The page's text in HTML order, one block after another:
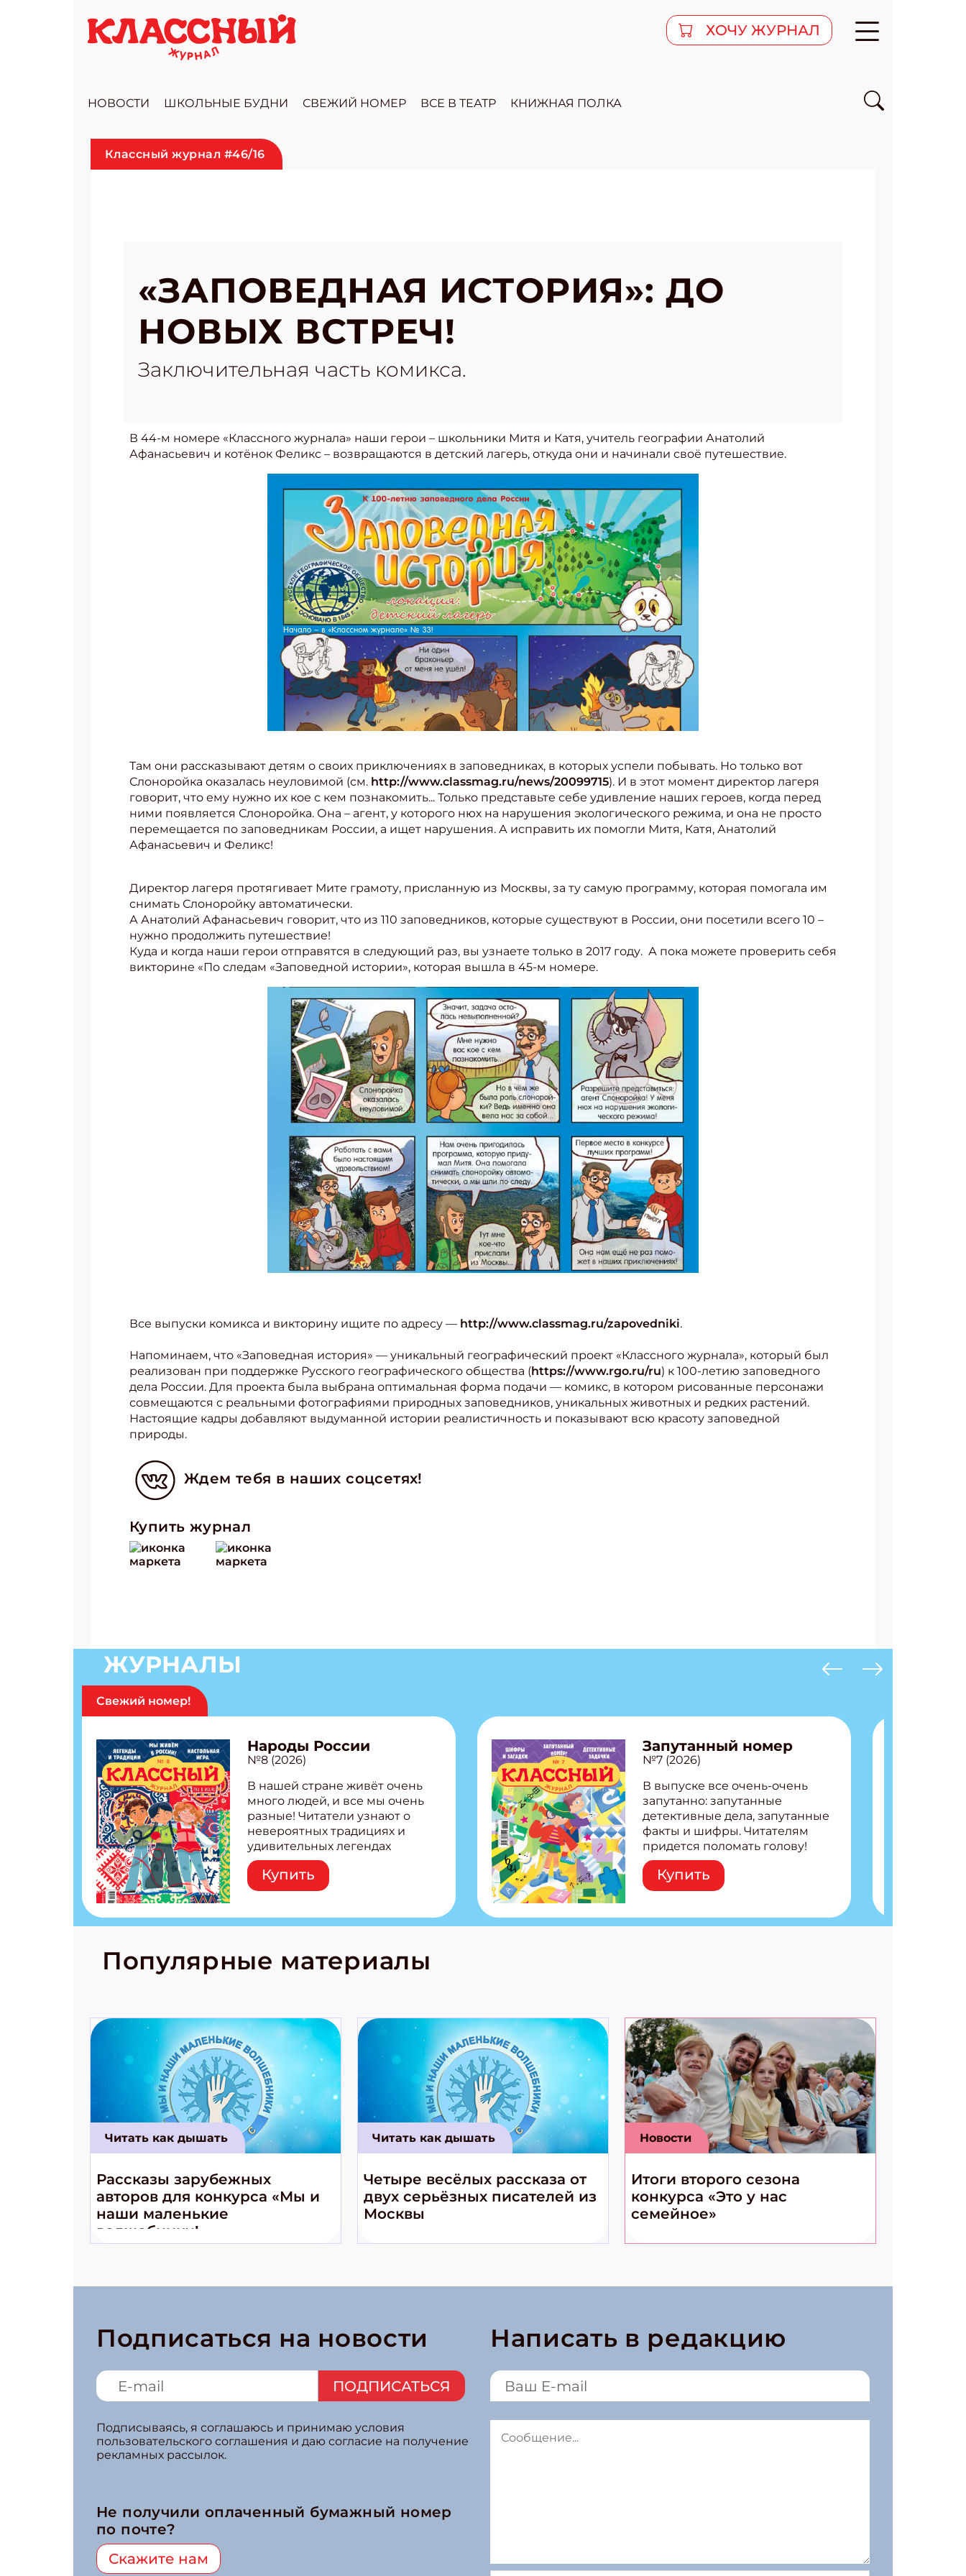
ХОЧУ ЖУРНАЛ
НОВОСТИ ШКОЛЬНЫЕ БУДНИ СВЕЖИЙ НОМЕР ВСЕ В ТЕАТР КНИЖНАЯ ПОЛКА
Классный журнал #46/16
«ЗАПОВЕДНАЯ ИСТОРИЯ»: ДО
НОВЫХ ВСТРЕЧ!
Заключительная часть комикса.
В 44-м номере «Классного журнала» наши герои – школьники Митя и Катя, учитель географии Анатолий
Афанасьевич и котёнок Феликс – возвращаются в детский лагерь, откуда они и начинали своё путешествие.
Там они рассказывают детям о своих приключениях в заповедниках, в которых успели побывать. Но только вот
Слоноройка оказалась неуловимой (см. http://www.classmag.ru/news/20099715). И в этот момент директор лагеря
говорит, что ему нужно их кое с кем познакомить... Только представьте себе удивление наших героев, когда перед
ними появляется Слоноройка. Она – агент, у которого нюх на нарушения экологического режима, и она не просто
перемещается по заповедникам России, а ищет нарушения. А исправить их помогли Митя, Катя, Анатолий
Афанасьевич и Феликс!
Директор лагеря протягивает Мите грамоту, присланную из Москвы, за ту самую программу, которая помогала им
снимать Слоноройку автоматически.
А Анатолий Афанасьевич говорит, что из 110 заповедников, которые существуют в России, они посетили всего 10 –
нужно продолжить путешествие!
Куда и когда наши герои отправятся в следующий раз, вы узнаете только в 2017 году. А пока можете проверить себя
викторине «По следам «Заповедной истории», которая вышла в 45-м номере.
Все выпуски комикса и викторину ищите по адресу — http://www.classmag.ru/zapovedniki.
Напоминаем, что «Заповедная история» — уникальный географический проект «Классного журнала», который был
реализован при поддержке Русского географического общества (https://www.rgo.ru/ru) к 100-летию заповедного
дела России. Для проекта была выбрана оптимальная форма подачи — комикс, в котором рисованные персонажи
совмещаются с реальными фотографиями природных заповедников, уникальных животных и редких растений.
Настоящие кадры добавляют выдуманной истории реалистичность и показывают всю красоту заповедной
природы.
Ждем тебя в наших соцсетях!
Купить журнал
ЖУРНАЛЫ
Свежий номер!
Народы России
№8 (2026)
В нашей стране живёт очень
много людей, и все мы очень
разные! Читатели узнают о
невероятных традициях и
удивительных легендах
народов России! Внутри:
Легенды татар, башкир и
бурятов Настольная игра
странные слова Традиционные
космические приключения!
Купить
Запутанный номер
№7 (2026)
В выпуске все очень-очень
запутанно: запутанные
детективные дела, запутанные
факты и шифры. Читателям
придется поломать голову!
Внутри: Шифры и
расшифровки Плетем
запутанные поделки
Ищем коды 3 комикса
Купить
Популярные материалы
Читать как дышать
Рассказы зарубежных
авторов для конкурса «Мы и
наши маленькие
волшебники!»
Читать как дышать
Четыре весёлых рассказа от
двух серьёзных писателей из
Москвы
Новости
Итоги второго сезона
конкурса «Это у нас
семейное»
Подписаться на новости
ПОДПИСАТЬСЯ
Подписываясь, я соглашаюсь и принимаю условия
пользовательского соглашения и даю согласие на получение
рекламных рассылок.
Не получили оплаченный бумажный номер
по почте?
Скажите нам
Написать в редакцию